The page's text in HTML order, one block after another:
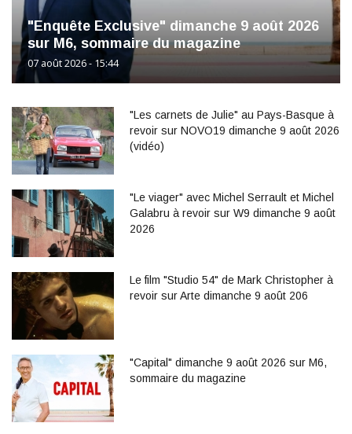
"Enquête Exclusive" dimanche 9 août 2026
sur M6, sommaire du magazine
07 août 2026 - 15:44
"Les carnets de Julie" au Pays-Basque à
revoir sur NOVO19 dimanche 9 août 2026
(vidéo)
"Le viager" avec Michel Serrault et Michel
Galabru à revoir sur W9 dimanche 9 août
2026
Le film "Studio 54" de Mark Christopher à
revoir sur Arte dimanche 9 août 206
"Capital" dimanche 9 août 2026 sur M6,
sommaire du magazine